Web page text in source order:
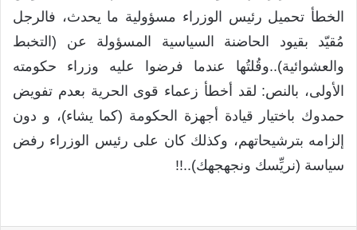
الخطأ تحميل رئيس الوزراء مسؤولية ما يحدث، فالرجل
مُقيّد بقيود الحاضنة السياسية المسؤولة عن (التخبط
والعشوائية)..وقُلتُها عندما فرضوا عليه وزراء حكومته
الأولى، بالنص: لقد أخطأ زعماء قوى الحرية بعدم تفويض
حمدوك باختيار قيادة أجهزة الحكومة (كما يشاء)، و دون
إلزامه بترشيحاتهم، وكذلك كان على رئيس الوزراء رفض
سياسة (نريِّسك ونجهجهك)..!!